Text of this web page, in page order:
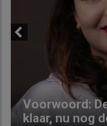
Voorwoord:
klaar, nu nog